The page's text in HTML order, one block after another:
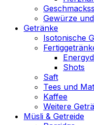
Gewürze
Getränke
Isotonische
Shots
Saft
Tees und
Kaffee
Weitere
Müsli & Getreide